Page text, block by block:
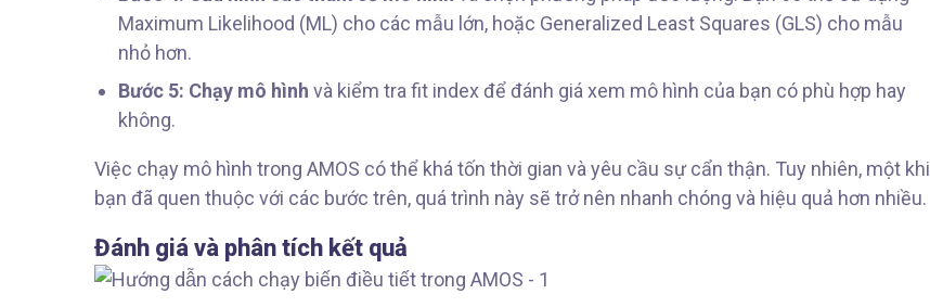
Maximum Likelihood (ML) cho các mẫu lớn, hoặc Generalized Least Squares (GLS) cho mẫu
nhỏ hơn.
Bước 5: Chạy mô hình và kiểm tra fit index để đánh giá xem mô hình của bạn có phù hợp hay
không.
Việc chạy mô hình trong AMOS có thể khá tốn thời gian và yêu cầu sự cẩn thận. Tuy nhiên, một khi
bạn đã quen thuộc với các bước trên, quá trình này sẽ trở nên nhanh chóng và hiệu quả hơn nhiều.
Đánh giá và phân tích kết quả